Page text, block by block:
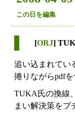
この日を編集
[ORJ]
追い込まれてい
捲りながらpdfを
TUKA氏の換線
まい解決策をブ